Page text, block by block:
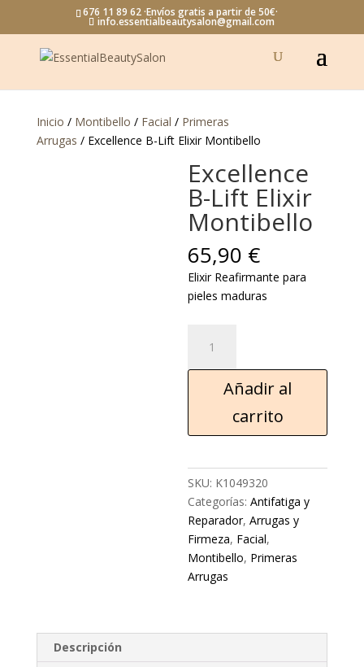
676 11 89 62 ·Envíos gratis a partir de 50€·
info.essentialbeautysalon@gmail.com
Inicio / Montibello / Facial / Primeras
Arrugas / Excellence B-Lift Elixir Montibello
Excellence
B-Lift Elixir
Montibello
65,90 €
Elixir Reafirmante para
pieles maduras
Añadir al
carrito
SKU: K1049320
Categorías:Antifatiga y
Reparador,Arrugas y
Firmeza, Facial,
Montibello, Primeras
Arrugas
Descripción